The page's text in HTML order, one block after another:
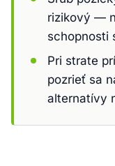
rizikový —
schopnosti
Pri strate
pozrieť sa
alternatívy